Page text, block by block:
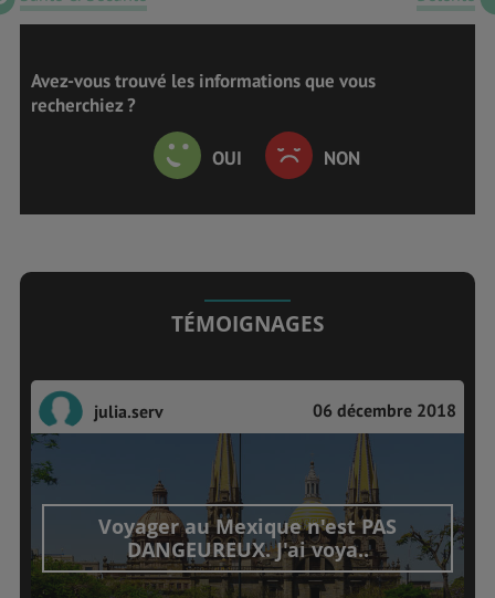
Avez-vous trouvé les informations que vous
recherchiez ?
OUI NON
TÉMOIGNAGES
julia.serv 06 décembre 2018
Voyager au Mexique n'est PAS
DANGEUREUX. J'ai voya..